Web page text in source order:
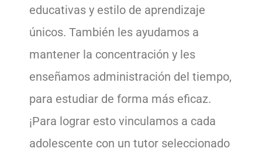
educativas y estilo de aprendizaje
únicos. También les ayudamos a
mantener la concentración y les
enseñamos administración del tiempo,
para estudiar de forma más eficaz.
¡Para lograr esto vinculamos a cada
adolescente con un tutor seleccionado